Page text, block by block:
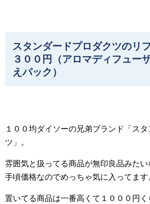
スタンダードプロダクツのリ
３００円（アロマディフュー
えパック）
１００均ダイソーの兄弟ブランド「ス
ツ」。
雰囲気と扱ってる商品が無印良品みた
手頃価格なのでめっちゃ気に入ってます
置いてる商品は一番高くて１０００円